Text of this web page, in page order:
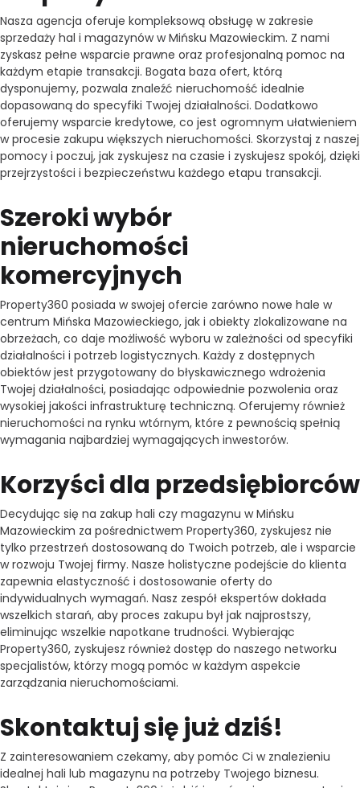
Nasza agencja oferuje kompleksową obsługę w zakresie
sprzedaży hal i magazynów w Mińsku Mazowieckim. Z nami
zyskasz pełne wsparcie prawne oraz profesjonalną pomoc na
każdym etapie transakcji. Bogata baza ofert, którą
dysponujemy, pozwala znaleźć nieruchomość idealnie
dopasowaną do specyfiki Twojej działalności. Dodatkowo
oferujemy wsparcie kredytowe, co jest ogromnym ułatwieniem
w procesie zakupu większych nieruchomości. Skorzystaj z naszej
pomocy i poczuj, jak zyskujesz na czasie i zyskujesz spokój, dzięki
przejrzystości i bezpieczeństwu każdego etapu transakcji.
Szeroki wybór
nieruchomości
komercyjnych
Property360 posiada w swojej ofercie zarówno nowe hale w
centrum Mińska Mazowieckiego, jak i obiekty zlokalizowane na
obrzeżach, co daje możliwość wyboru w zależności od specyfiki
działalności i potrzeb logistycznych. Każdy z dostępnych
obiektów jest przygotowany do błyskawicznego wdrożenia
Twojej działalności, posiadając odpowiednie pozwolenia oraz
wysokiej jakości infrastrukturę techniczną. Oferujemy również
nieruchomości na rynku wtórnym, które z pewnością spełnią
wymagania najbardziej wymagających inwestorów.
Korzyści dla przedsiębiorców
Decydując się na zakup hali czy magazynu w Mińsku
Mazowieckim za pośrednictwem Property360, zyskujesz nie
tylko przestrzeń dostosowaną do Twoich potrzeb, ale i wsparcie
w rozwoju Twojej firmy. Nasze holistyczne podejście do klienta
zapewnia elastyczność i dostosowanie oferty do
indywidualnych wymagań. Nasz zespół ekspertów dokłada
wszelkich starań, aby proces zakupu był jak najprostszy,
eliminując wszelkie napotkane trudności. Wybierając
Property360, zyskujesz również dostęp do naszego networku
specjalistów, którzy mogą pomóc w każdym aspekcie
zarządzania nieruchomościami.
Skontaktuj się już dziś!
Z zainteresowaniem czekamy, aby pomóc Ci w znalezieniu
idealnej hali lub magazynu na potrzeby Twojego biznesu.